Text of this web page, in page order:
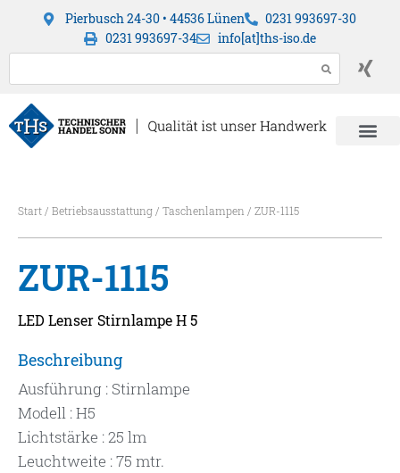
Pierbusch 24-30 • 44536 Lünen
0231 993697-30
0231 993697-34
info[at]ths-iso.de
Start/ Betriebsausstattung/ Taschenlampen / ZUR-1115
ZUR-1115
LED Lenser Stirnlampe H 5
Beschreibung
Ausführung : Stirnlampe
Modell : H5
Lichtstärke : 25 lm
Leuchtweite : 75 mtr.